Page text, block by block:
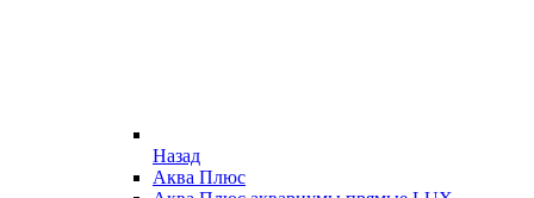
Назад
Аква Плюс